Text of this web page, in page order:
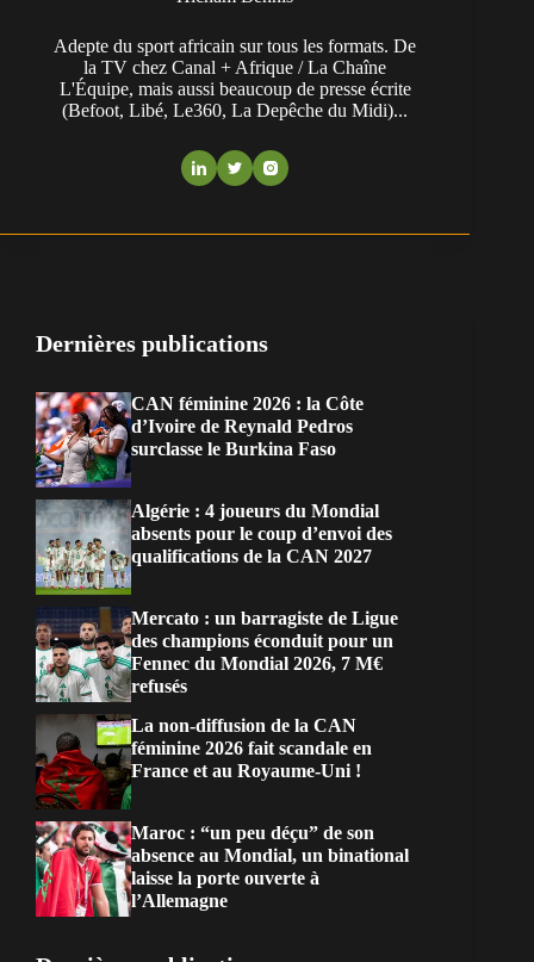
Adepte du sport africain sur tous les formats. De
la TV chez Canal + Afrique / La Chaîne
L'Équipe, mais aussi beaucoup de presse écrite
(Befoot, Libé, Le360, La Depêche du Midi)...
Dernières publications
CAN féminine 2026 : la Côte
d’Ivoire de Reynald Pedros
surclasse le Burkina Faso
Algérie : 4 joueurs du Mondial
absents pour le coup d’envoi des
qualifications de la CAN 2027
Mercato : un barragiste de Ligue
des champions éconduit pour un
Fennec du Mondial 2026, 7 M€
refusés
La non-diffusion de la CAN
féminine 2026 fait scandale en
France et au Royaume-Uni !
Maroc : “un peu déçu” de son
absence au Mondial, un binational
laisse la porte ouverte à
l’Allemagne